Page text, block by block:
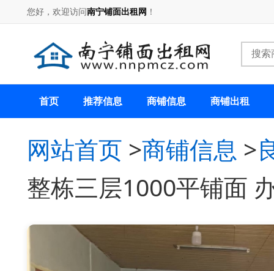
您好，欢迎访问南宁铺面出租网 ！
首页 推荐信息 商铺信息 商铺出租
网站首页 >商铺信息 >
整栋三层1000平铺面